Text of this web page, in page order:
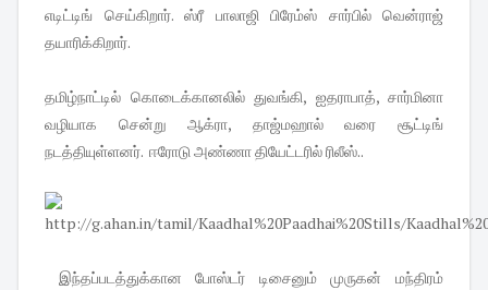
எடிட்டிங் செய்கிறார். ஸ்ரீ பாலாஜி பிரேம்ஸ் சார்பில் வென்ராஜ்
தயாரிக்கிறார்.
தமிழ்நாட்டில் கொடைக்கானலில் துவங்கி, ஐதராபாத், சார்மினா
வழியாக சென்று ஆக்ரா, தாஜ்மஹால் வரை சூட்டிங்
நடத்தியுள்ளனர். ஈரோடு அண்ணா தியேட்டரில் ரிலீஸ்..
இந்தப்படத்துக்கான போஸ்டர் டிசைனும் முருகன் மந்திரம்